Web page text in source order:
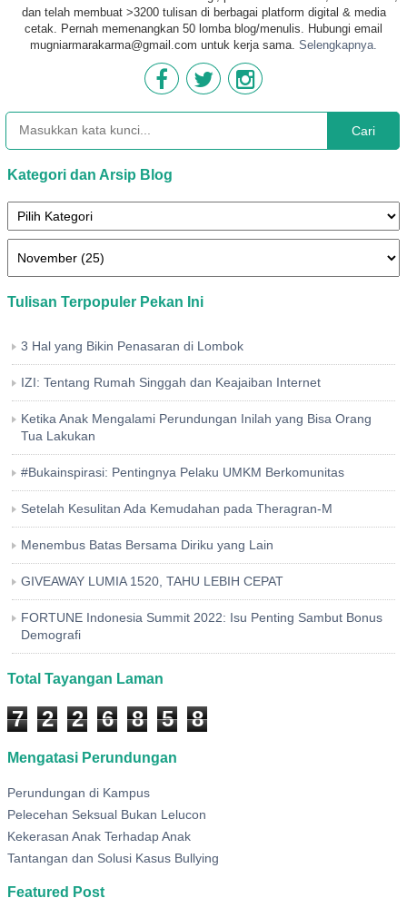
dan telah membuat >3200 tulisan di berbagai platform digital & media
cetak. Pernah memenangkan 50 lomba blog/menulis. Hubungi email
mugniarmarakarma@gmail.com untuk kerja sama. Selengkapnya.
Cari
Kategori dan Arsip Blog
Tulisan Terpopuler Pekan Ini
3 Hal yang Bikin Penasaran di Lombok
IZI: Tentang Rumah Singgah dan Keajaiban Internet
Ketika Anak Mengalami Perundungan Inilah yang Bisa Orang
Tua Lakukan
#Bukainspirasi: Pentingnya Pelaku UMKM Berkomunitas
Setelah Kesulitan Ada Kemudahan pada Theragran-M
Menembus Batas Bersama Diriku yang Lain
GIVEAWAY LUMIA 1520, TAHU LEBIH CEPAT
FORTUNE Indonesia Summit 2022: Isu Penting Sambut Bonus
Demografi
Total Tayangan Laman
7 2 2 6 8 5 8
Mengatasi Perundungan
Perundungan di Kampus
Pelecehan Seksual Bukan Lelucon
Kekerasan Anak Terhadap Anak
Tantangan dan Solusi Kasus Bullying
Featured Post